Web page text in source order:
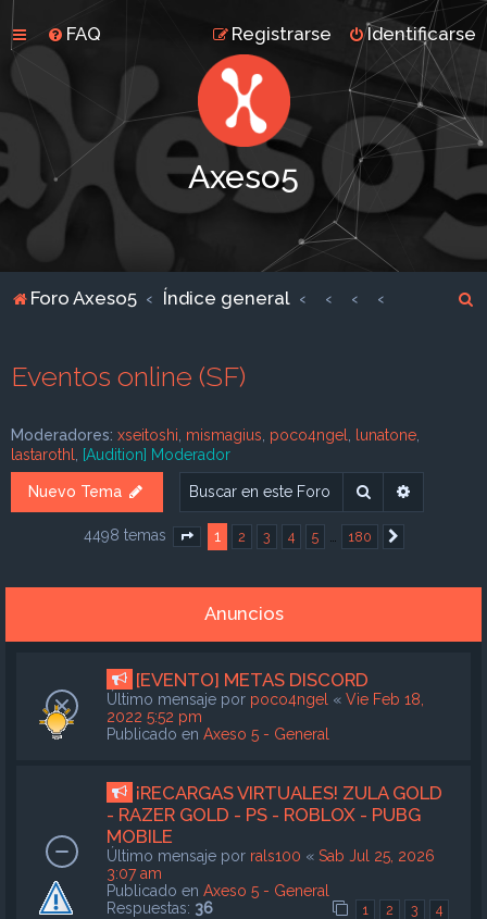
FAQ Identificarse
Registrarse
Axeso5
Foro Axeso5 Índice general
Eventos online (SF)
Moderadores: xseitoshi mismagius poco4ngel lunatone
lastarothl
[Audition] Moderador
Nuevo Tema Buscar
4498 temas Página1 de 180
1 2 3 4 5 180
Anuncios
[EVENTO] METAS DISCORD
Último mensaje por poco4ngel « Vie Feb 18,
2022 5:52 pm
Publicado en Axeso 5 - General
¡RECARGAS VIRTUALES! ZULA GOLD
- RAZER GOLD - PS - ROBLOX - PUBG
MOBILE
Último mensaje por rals100 « Sab Jul 25, 2026
3:07 am
Publicado en Axeso 5 - General
Respuestas: 36 1 2 3 4